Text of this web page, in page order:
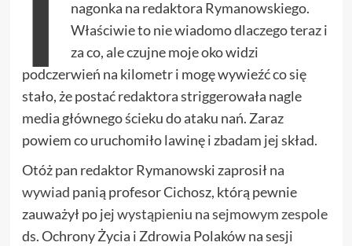
nagonka na redaktora Rymanowskiego.
Właściwie to nie wiadomo dlaczego teraz i
za co, ale czujne moje oko widzi
podczerwień na kilometr i mogę wywieźć co się
stało, że postać redaktora striggerowała nagle
media głównego ścieku do ataku nań. Zaraz
powiem co uruchomiło lawinę i zbadam jej skład.
Otóż pan redaktor Rymanowski zaprosiłna
wywiad panią profesor Cichosz, którą pewnie
zauważył po jejwystąpieniu na sejmowym zespole
ds. Ochrony Życia i Zdrowia Polaków na sesji